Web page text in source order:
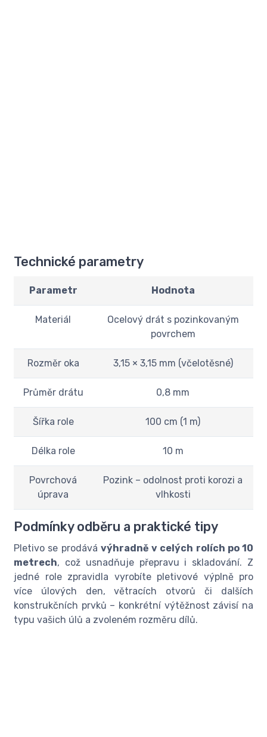
Technické parametry
Parametr Hodnota
Materiál
Ocelový drát s pozinkovaným
povrchem
Rozměr oka 3,15 × 3,15 mm (včelotěsné)
Průměr drátu 0,8 mm
Šířka role 100 cm (1 m)
Délka role 10 m
Povrchová
úprava
Pozink – odolnost proti korozi a
vlhkosti
Podmínky odběru a praktické tipy
Pletivo se prodává výhradně v celých rolích po 10
metrech, což usnadňuje přepravu i skladování. Z
jedné role zpravidla vyrobíte pletivové výplně pro
více úlových den, větracích otvorů či dalších
konstrukčních prvků – konkrétní výtěžnost závisí na
typu vašich úlů a zvoleném rozměru dílů.